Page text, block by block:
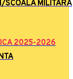
SCOALA MILITARA
2025-2026